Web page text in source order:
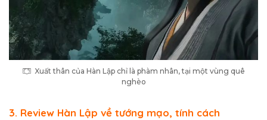
Xuất thân của Hàn Lập chỉ là phàm nhân, tại một vùng quê
nghèo
3. Review Hàn Lập về tướng mạo, tính cách